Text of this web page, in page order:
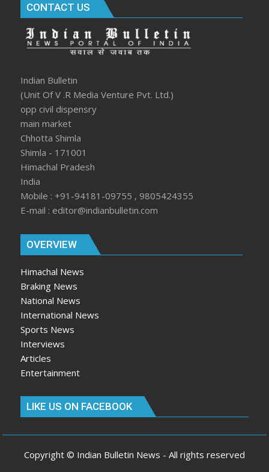
CONTACT US
Indian Bulletin
(Unit Of V .R Media Venture Pvt. Ltd.)
opp civil dispensry
main market
Chhotta Shimla
Shimla - 171001
Himachal Pradesh
India
Mobile : +91-94181-09755 , 9805424355
E-mail : editor@indianbulletin.com
OVERVIEW
Himachal News
Braking News
National News
International News
Sports News
Interviews
Articles
Entertainment
LIKE US ON FACEBOOK
Copyright © Indian Bulletin News - All rights reserved